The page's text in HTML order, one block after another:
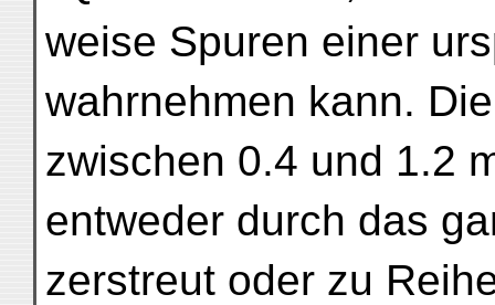
weise Spuren einer
wahrnehmen kann.
zwischen 0.4 und 1.2
entweder durch das
zerstreut oder zu